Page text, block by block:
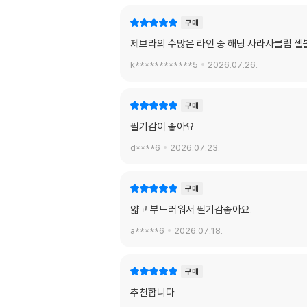
구매
제브라의 수많은 라인 중 해당 사라사클립
k************5 2026.07.26.
구매
필기감이 좋아요
d****6 2026.07.23.
구매
얇고 부드러워서 필기감좋아요.
a*****6 2026.07.18.
구매
추천합니다